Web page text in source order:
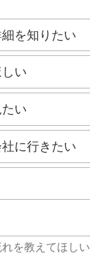
を知りたい
い
い
に行きたい